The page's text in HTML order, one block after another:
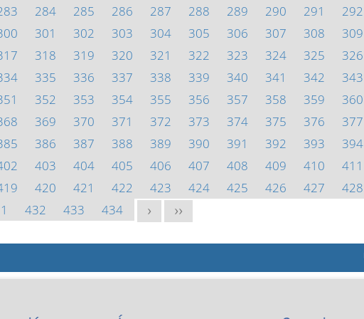
284 285 286 287 288 289 290 291
292
301 302 303 304 305 306 307 308
309
318 319 320 321 322 323 324 325
326
335 336 337 338 339 340 341 342
343
352 353 354 355 356 357 358 359
360
369 370 371 372 373 374 375 376
377
386 387 388 389 390 391 392 393
394
403 404 405 406 407 408 409 410
411
420 421 422 423 424 425 426 427
428
432 433 434 > >>